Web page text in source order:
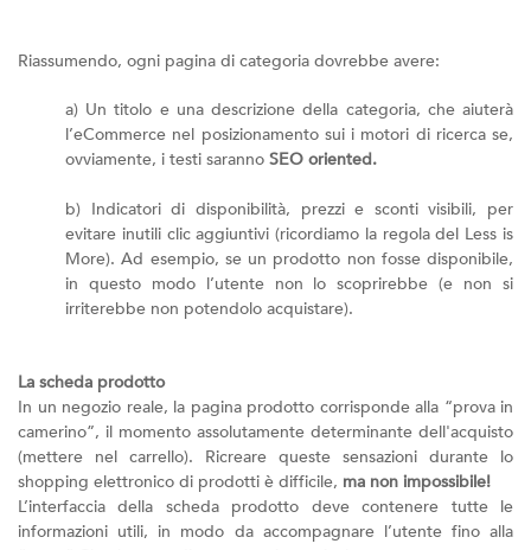
Riassumendo, ogni pagina di categoria dovrebbe avere:
a) Un titolo e una descrizione della categoria, che aiuterà
l’eCommerce nel posizionamento sui i motori di ricerca se,
ovviamente, i testi saranno SEO oriented.
b) Indicatori di disponibilità, prezzi e sconti visibili, per
evitare inutili clic aggiuntivi (ricordiamo la regola del Less is
More). Ad esempio, se un prodotto non fosse disponibile,
in questo modo l’utente non lo scoprirebbe (e non si
irriterebbe non potendolo acquistare).
La scheda prodotto
In un negozio reale, la pagina prodotto corrisponde alla “prova in
camerino”, il momento assolutamente determinante dell'acquisto
(mettere nel carrello). Ricreare queste sensazioni durante lo
shopping elettronico di prodotti è difficile, ma non impossibile!
L’interfaccia della scheda prodotto deve contenere tutte le
informazioni utili, in modo da accompagnare l’utente fino alla